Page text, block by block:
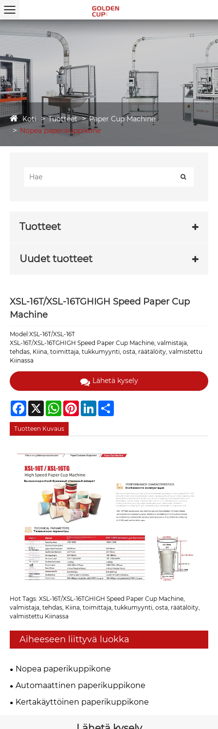
Koti Tuotteet
Paper Cup Machine
Nopea paperikuppikone
Tuotteet
Uudet tuotteet
XSL-16T/XSL-16TGHIGH Speed ​​Paper Cup
Machine
Model:XSL-16T/XSL-16T
XSL-16T/XSL-16TGHIGH Speed ​​Paper Cup Machine, valmistaja,
tehdas, Kiina, toimittaja, tukkumyynti, osta, räätälöity, valmistettu
Kiinassa
Lähetä kysely
Facebook
X WhatsAppPinterestLinkedIn
Tuotteen Kuvaus
Hot Tags: XSL-16T/XSL-16TGHIGH Speed ​​Paper Cup Machine,
valmistaja, tehdas, Kiina, toimittaja, tukkumyynti, osta, räätälöity,
valmistettu Kiinassa
Aiheeseen liittyvä luokka
Nopea paperikuppikone
Automaattinen paperikuppikone
Kertakäyttöinen paperikuppikone